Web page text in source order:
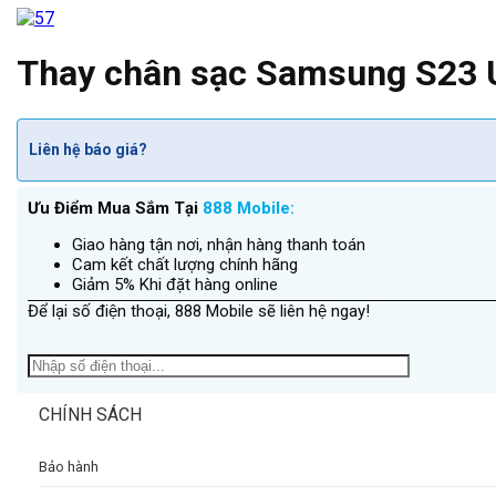
Thay chân sạc Samsung S23
Liên hệ báo giá?
Ưu Điểm Mua Sắm Tại 888 Mobile:
Giao hàng tận nơi, nhận hàng thanh toán
Cam kết chất lượng chính hãng
Giảm 5% Khi đặt hàng online
Để lại số điện thoại, 888 Mobile sẽ liên hệ ngay!
CHÍNH SÁCH
Bảo hành